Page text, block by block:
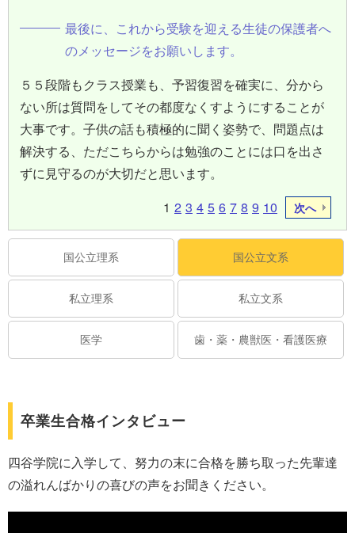
最後に、これから受験を迎える生徒の保護者へ
のメッセージをお願いします。
５５段階もクラス授業も、予習復習を確実に、分から
ない所は質問をしてその都度なくすようにすることが
大事です。子供の話も積極的に聞く姿勢で、問題点は
解決する、ただこちらからは勉強のことには口を出さ
ずに見守るのが大切だと思います。
1 2 3 4 5 6 7 8 9 10 次へ
国公立理系 国公立文系
私立理系 私立文系
医学 歯・薬・農獣医・看護医療
卒業生合格インタビュー
四谷学院に入学して、努力の末に合格を勝ち取った先輩達
の溢れんばかりの喜びの声をお聞きください。